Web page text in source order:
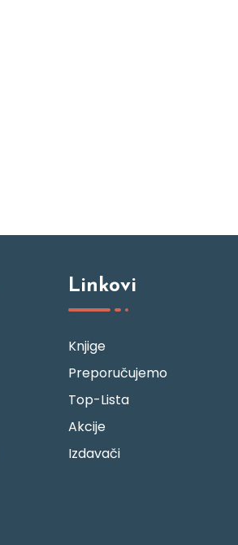
Linkovi
Knjige
Preporučujemo
Top-Lista
Akcije
Izdavači